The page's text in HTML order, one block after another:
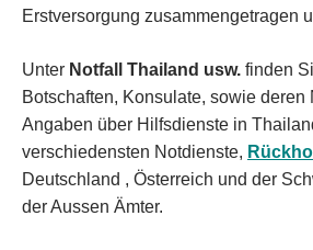
Erstversorgung zusammengetragen
Unter Notfall Thailand usw. finden
Botschaften, Konsulate, sowie deren
Angaben über Hilfsdienste in
verschiedensten Notdienste,
Deutschland , Österreich und der
der Aussen Ämter.